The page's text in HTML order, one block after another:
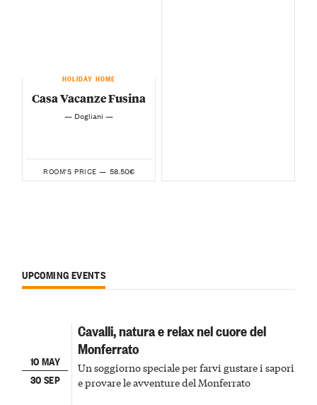
HOLIDAY HOME
Casa Vacanze Fusina
— Dogliani —
ROOM'S PRICE — 58.50€
UPCOMING EVENTS
10 MAY
30 SEP
Cavalli, natura e relax nel cuore del
Monferrato
Un soggiorno speciale per farvi gustare i sapori
e provare le avventure del Monferrato